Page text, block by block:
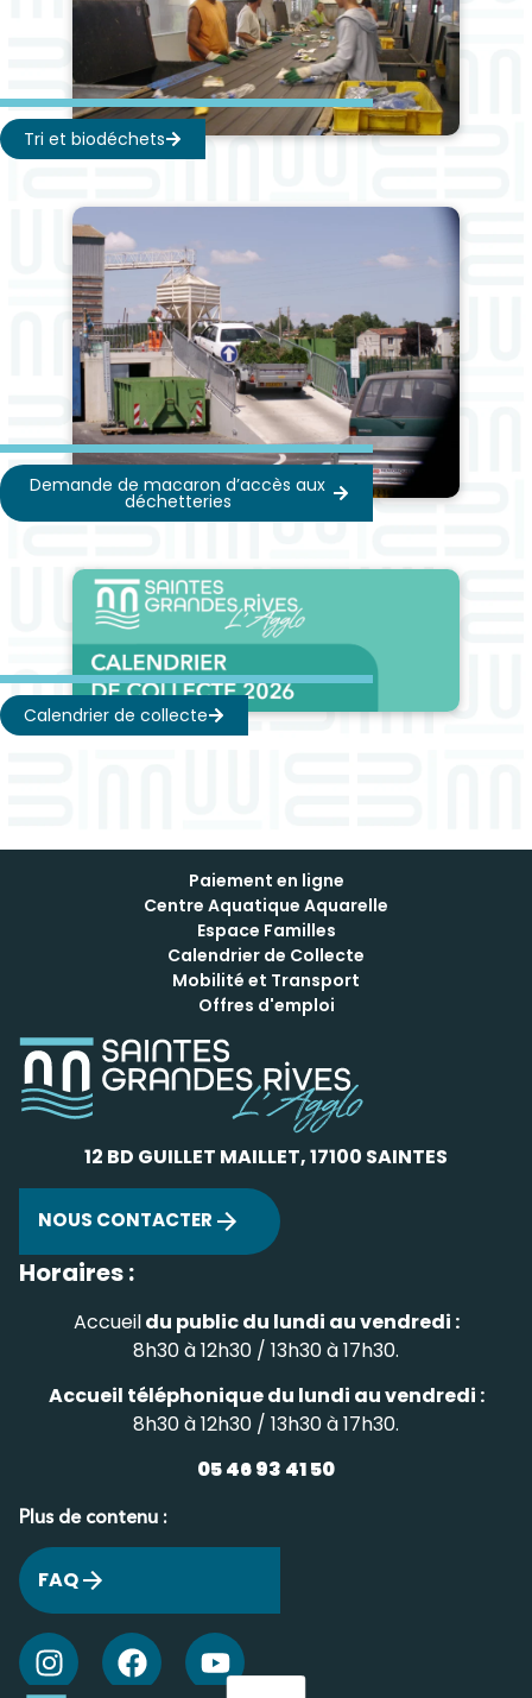
Tri et biodéchets
Demande de macaron d’accès aux
déchetteries
Calendrier de collecte
Paiement en ligne
Centre Aquatique Aquarelle
Espace Familles
Calendrier de Collecte
Mobilité et Transport
Offres d'emploi
12 BD GUILLET MAILLET, 17100 SAINTES
NOUS CONTACTER
Horaires :
Accueildu public du lundi au vendredi :
8h30 à 12h30 / 13h30 à 17h30.
Accueil téléphonique du lundi au vendredi :
8h30 à 12h30 / 13h30 à 17h30.
05 46 93 41 50
Plus de contenu :
FAQ